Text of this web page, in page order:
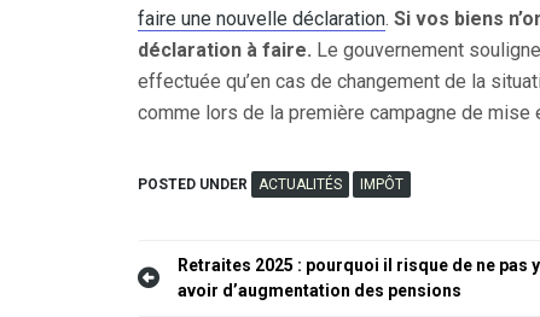
faire une nouvelle déclaration. Si vos biens
déclaration à faire. Le gouvernement
effectuée qu’en cas de changement de la
comme lors de la première campagne de mise
POSTED UNDER ACTUALITÉS IMPÔT
Navigation
Retraites 2025 : pourquoi il risque de ne pas y
avoir d’augmentation des pensions